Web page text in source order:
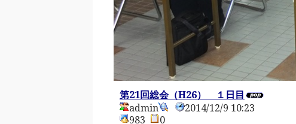
第21回総会（H26） １日目
admin
2014/12/9 10:23
983
0